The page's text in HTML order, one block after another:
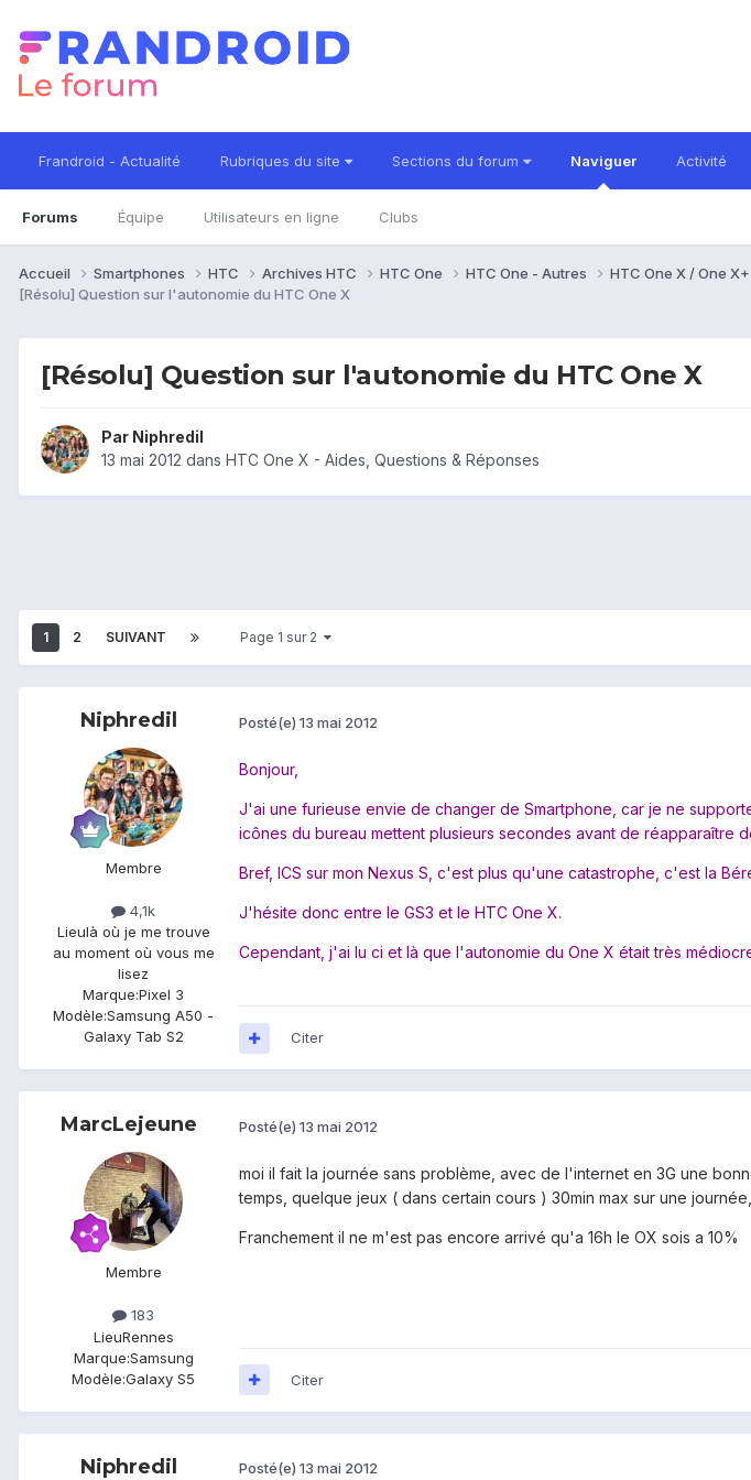
Frandroid - Actualité Rubriques du site Sections du forum Naviguer
Forums Équipe Utilisateurs en ligne Clubs
Activité
Accueil Smartphones HTC Archives HTC HTC One HTC One - Autres HTC One X / One X+
[Résolu] Question sur l'autonomie du HTC One X
[Résolu] Question sur l'autonomie du HTC One X
Par Niphredil
13 mai 2012 dans HTC One X - Aides, Questions & Réponses
1 2 SUIVANT Page 1 sur 2
Niphredil
Membre
4,1k
Lieulà où je me trouve
au moment où vous me
lisez
Marque:Pixel 3
Modèle:Samsung A50 -
Galaxy Tab S2
Posté(e) 13 mai 2012
Bonjour,
J'ai une furieuse envie de changer de Smartphone, car je ne
icônes du bureau mettent plusieurs secondes avant de réapparaître
Bref, ICS sur mon Nexus S, c'est plus qu'une catastrophe, c'est la
J'hésite donc entre le GS3 et le HTC One X.
Cependant, j'ai lu ci et là que l'autonomie du One X était très
Citer
MarcLejeune
Membre
183
LieuRennes
Marque:Samsung
Modèle:Galaxy S5
Posté(e) 13 mai 2012
moi il fait la journée sans problème, avec de l'internet en 3G une
temps, quelque jeux ( dans certain cours ) 30min max sur une
Franchement il ne m'est pas encore arrivé qu'a 16h le OX sois a 10%
Citer
Niphredil Posté(e) 13 mai 2012